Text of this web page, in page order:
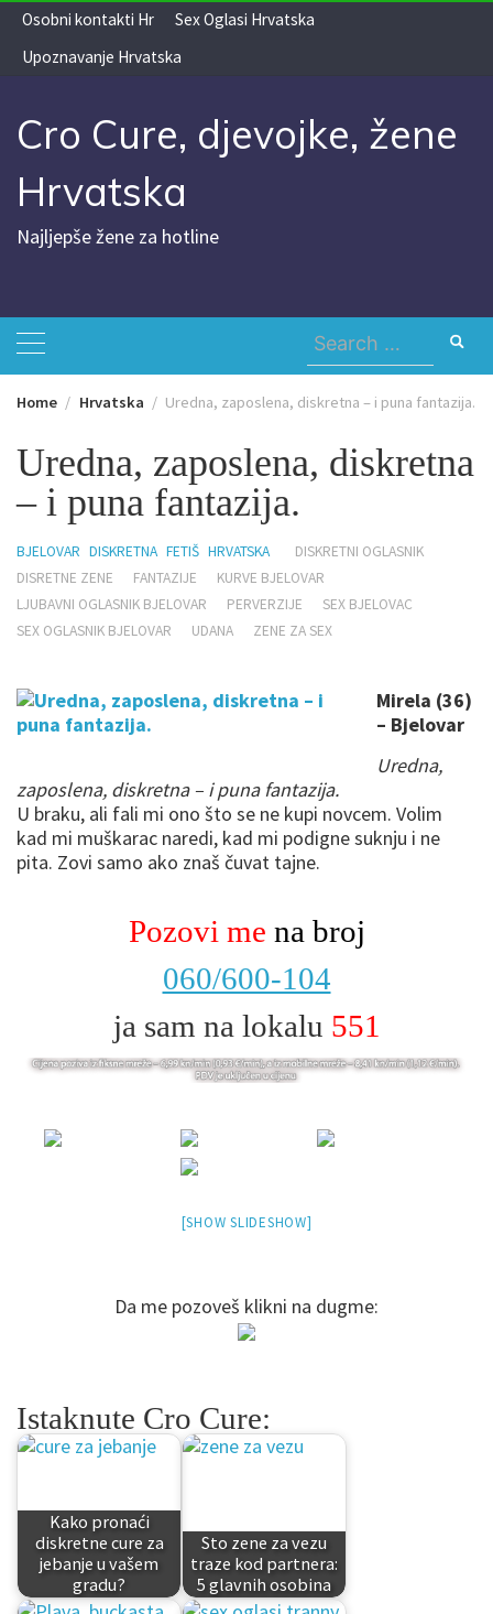
Skip
content
Osobni kontakti Hr
Sex Oglasi Hrvatska
Upoznavanje Hrvatska
Cro Cure, djevojke, žene
Hrvatska
Najljepše žene za hotline
Search
for:
Home Hrvatska Uredna, zaposlena, diskretna – i puna fantazija.
Uredna, zaposlena, diskretna
– i puna fantazija.
BJELOVAR DISKRETNA FETIŠ HRVATSKA
DISKRETNI OGLASNIK
DISRETNE ZENE
FANTAZIJE
KURVE BJELOVAR
LJUBAVNI OGLASNIK BJELOVAR
PERVERZIJE
SEX BJELOVAC
SEX OGLASNIK BJELOVAR
UDANA ZENE ZA SEX
Mirela (36)
– Bjelovar
Uredna,
zaposlena, diskretna – i puna fantazija.
U braku, ali fali mi ono što se ne kupi novcem. Volim
kad mi muškarac naredi, kad mi podigne suknju i ne
pita. Zovi samo ako znaš čuvat tajne.
Pozovi me na broj
060/600-104
ja sam na lokalu 551
[SHOW SLIDESHOW]
Da me pozoveš klikni na dugme:
Istaknute Cro Cure:
Kako pronaći
diskretne cure za
jebanje u vašem
gradu?
Sto zene za vezu
traze kod partnera:
5 glavnih osobina